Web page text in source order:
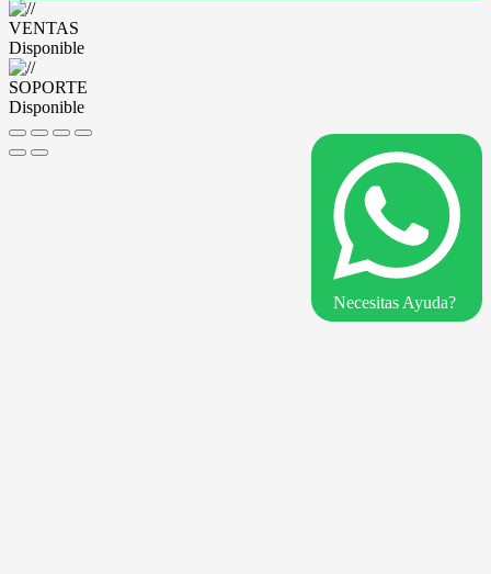
VENTAS
Disponible
SOPORTE
Disponible
Necesitas Ayuda?